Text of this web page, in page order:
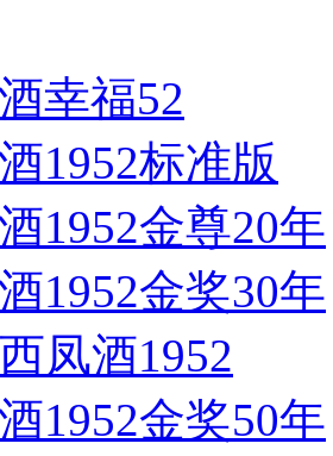
幸福52
1952标准版
1952金尊20年
1952金奖30年
凤酒1952
1952金奖50年